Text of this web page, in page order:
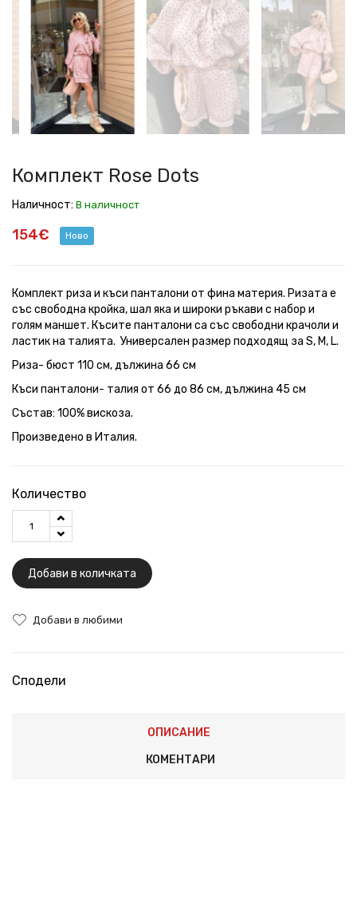
Rose
Dots
Rose
Dots
Rose
Dots
Rose
Dots
Rose
Dots
Rose
Dots
Rose
Dots
Rose
Dots
Комплект Rose Dots
Наличност: В наличност
154€ Ново
Комплект риза и къси панталони от фина материя. Ризата е
със свободна кройка, шал яка и широки ръкави с набор и
голям маншет. Късите панталони са със свободни крачоли и
ластик на талията. Универсален размер подходящ за S, M, L.
Риза- бюст 110 см, дължина 66 см
Къси панталони- талия от 66 до 86 см, дължина 45 см
Състав: 100% вискоза.
Произведено в Италия.
Количество
Добави в количката
Добави в любими
Сподели
ОПИСАНИЕ
КОМЕНТАРИ